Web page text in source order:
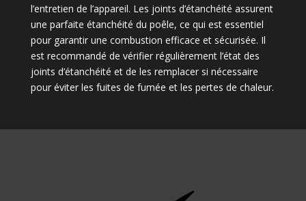
l’entretien de l’appareil. Les joints d’étanchéité assurent
une parfaite étanchéité du poêle, ce qui est essentiel
pour garantir une combustion efficace et sécurisée. Il
est recommandé de vérifier régulièrement l’état des
joints d’étanchéité et de les remplacer si nécessaire
pour éviter les fuites de fumée et les pertes de chaleur.